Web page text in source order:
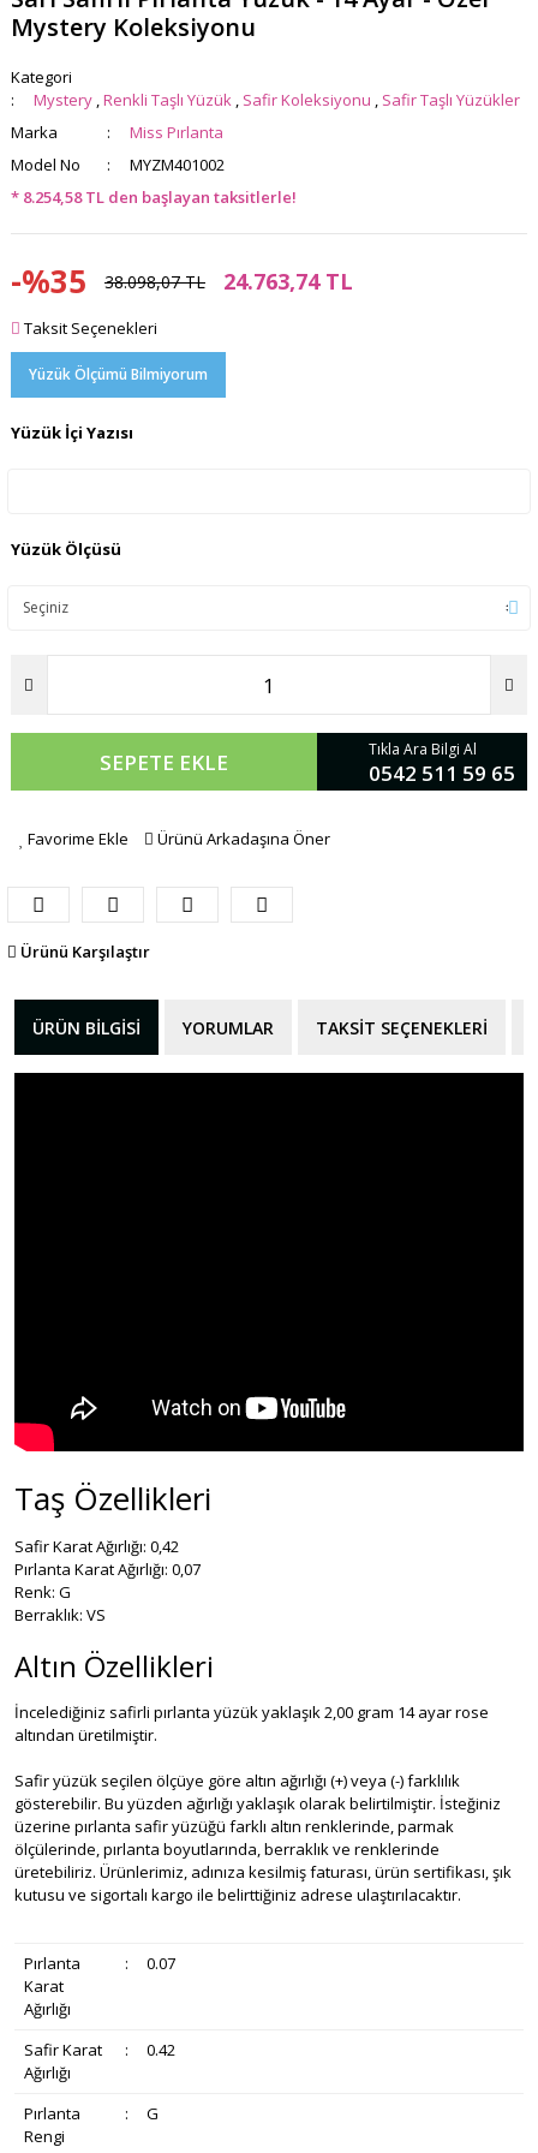
Mystery Koleksiyonu
Kategori
Mystery ,Renkli Taşlı Yüzük , Safir Koleksiyonu , Safir Taşlı Yüzükler
Marka
Miss Pırlanta
Model No
MYZM401002
* 8.254,58 TL den başlayan taksitlerle!
-%35 38.098,07 TL 24.763,74 TL
Taksit Seçenekleri
Yüzük Ölçümü Bilmiyorum
Yüzük İçi Yazısı
Yüzük Ölçüsü
SEPETE EKLE Tıkla Ara Bilgi Al
0542 511 59 65
Favorime Ekle Ürünü Arkadaşına Öner
Ürünü Karşılaştır
ÜRÜN BILGISI YORUMLAR TAKSIT SEÇENEKLERI
Taş Özellikleri
Safir Karat Ağırlığı: 0,42
Pırlanta Karat Ağırlığı: 0,07
Renk: G
Berraklık: VS
Altın Özellikleri
İncelediğiniz safirli pırlanta yüzük yaklaşık 2,00 gram 14 ayar rose
altından üretilmiştir.
Safir yüzük seçilen ölçüye göre altın ağırlığı (+) veya (-) farklılık
gösterebilir. Bu yüzden ağırlığı yaklaşık olarak belirtilmiştir. İsteğiniz
üzerine pırlanta safir yüzüğü farklı altın renklerinde, parmak
ölçülerinde, pırlanta boyutlarında, berraklık ve renklerinde
üretebiliriz. Ürünlerimiz, adınıza kesilmiş faturası, ürün sertifikası, şık
kutusu ve sigortalı kargo ile belirttiğiniz adrese ulaştırılacaktır.
Pırlanta
Karat
Ağırlığı
: 0.07
Safir Karat
Ağırlığı
: 0.42
Pırlanta
Rengi
: G